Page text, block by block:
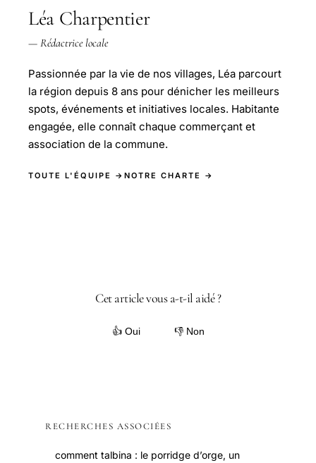
Léa Charpentier
— Rédactrice locale
Passionnée par la vie de nos villages, Léa parcourt
la région depuis 8 ans pour dénicher les meilleurs
spots, événements et initiatives locales. Habitante
engagée, elle connaît chaque commerçant et
association de la commune.
TOUTE L'ÉQUIPE → NOTRE CHARTE →
Cet article vous a-t-il aidé ?
👍 Oui 👎 Non
RECHERCHES ASSOCIÉES
comment talbina : le porridge d’orge, un